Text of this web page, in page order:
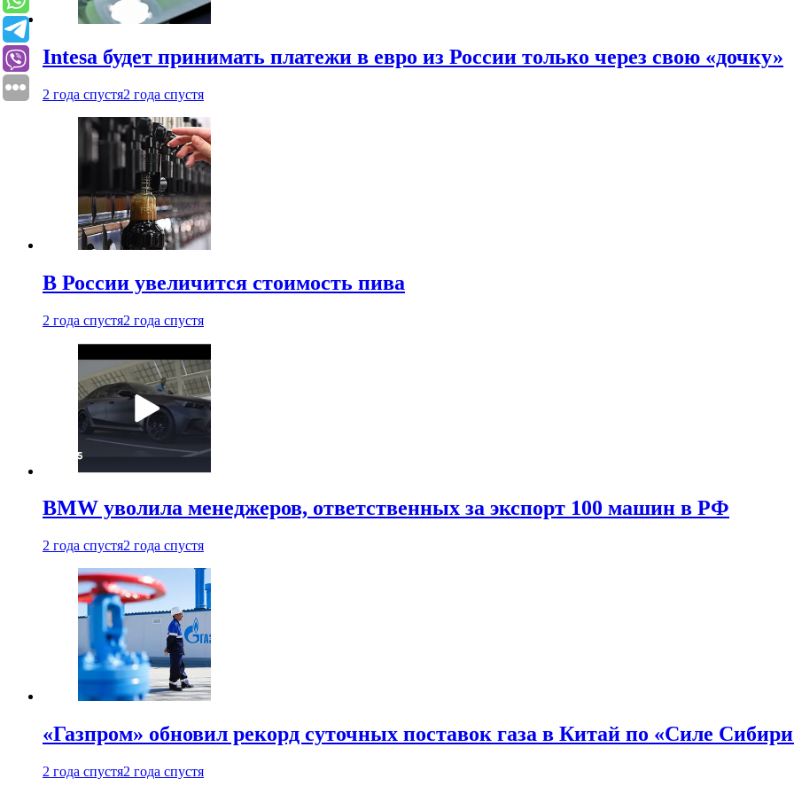
Intesa будет принимать платежи в евро из России только через свою «дочку»
2 года спустя2 года спустя
В России увеличится стоимость пива
2 года спустя2 года спустя
BMW уволила менеджеров, ответственных за экспорт 100 машин в РФ
2 года спустя2 года спустя
«Газпром» обновил рекорд суточных поставок газа в Китай по «Силе
2 года спустя2 года спустя